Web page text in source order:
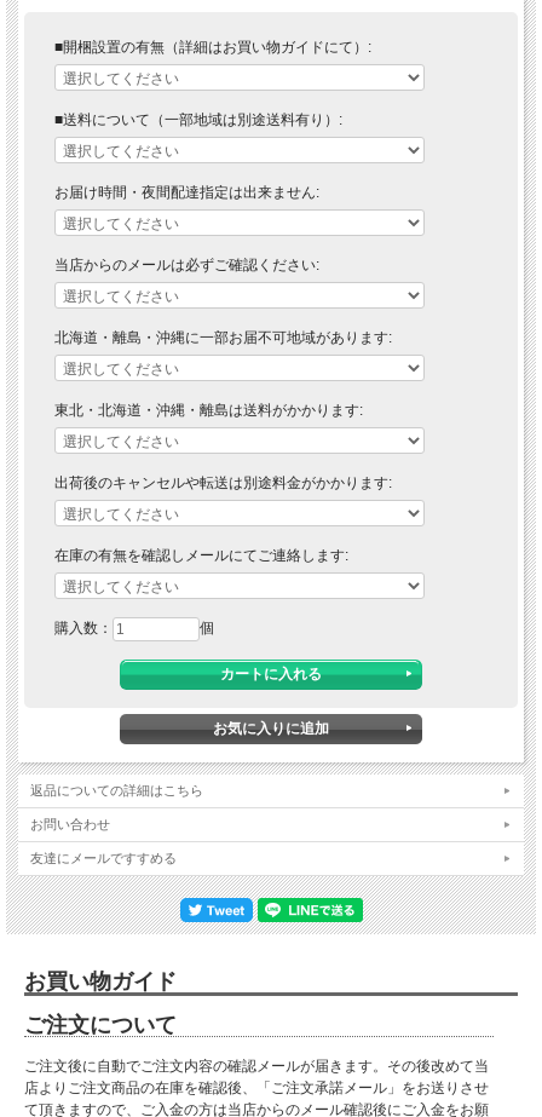
■ 送料無料にて配達 ■
北海道・東北・沖縄・離島の方は送料がかかりますので"■送料について（一部地域
は別途送料有り）"プルダウンメニューから対象地域をお選びください。
※対象地域でお選びいただけなかった場合でも、送料を加算させていただきます。
ご了承ください。
ざいます。
ら、注文確定メールにて合計金額をお知らせいたします。（注文確定メールが届い
■材質
パイン材
■開梱設置の有無（詳細はお買い物ガイドにて）:
■送料について（一部地域は別途送料有り）:
お届け時間・夜間配達指定は出来ません:
当店からのメールは必ずご確認ください:
北海道・離島・沖縄に一部お届不可地域があります:
東北・北海道・沖縄・離島は送料がかかります:
出荷後のキャンセルや転送は別途料金がかかります:
在庫の有無を確認しメールにてご連絡します:
購入数： 個
返品についての詳細はこちら
お問い合わせ
友達にメールですすめる
お買い物ガイド
ご注文について
ご注文後に自動でご注文内容の確認メールが届きます。その後改めて当
店よりご注文商品の在庫を確認後、「ご注文承諾メール」をお送りさせ
て頂きますので、ご入金の方は当店からのメール確認後にご入金をお願